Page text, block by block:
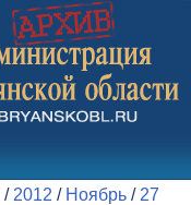
/ 2012 / Ноябрь / 27